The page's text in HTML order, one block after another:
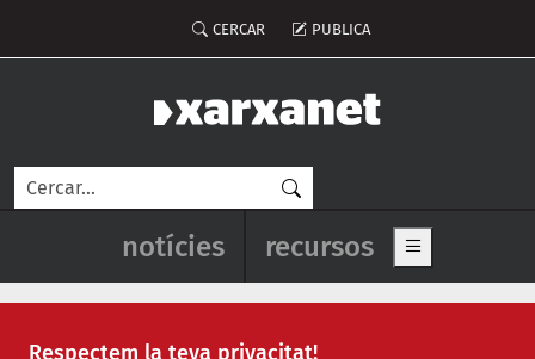
Respectem la teva privacitat!
Menú del compte d'usuari
CERCAR PUBLICA
Cerca
Navegació principal de
notícies recursos Show main